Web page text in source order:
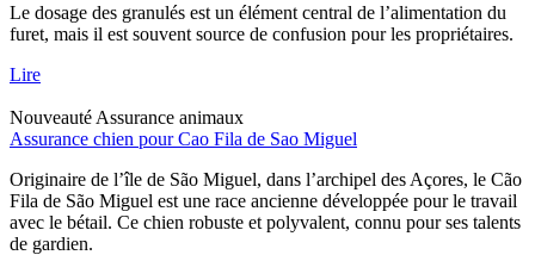
Le dosage des granulés est un élément central de l’alimentation du
furet, mais il est souvent source de confusion pour les propriétaires.
Lire
Nouveauté Assurance animaux
Assurance chien pour Cao Fila de Sao Miguel
Originaire de l’île de São Miguel, dans l’archipel des Açores, le Cão
Fila de São Miguel est une race ancienne développée pour le travail
avec le bétail. Ce chien robuste et polyvalent, connu pour ses talents
de gardien.